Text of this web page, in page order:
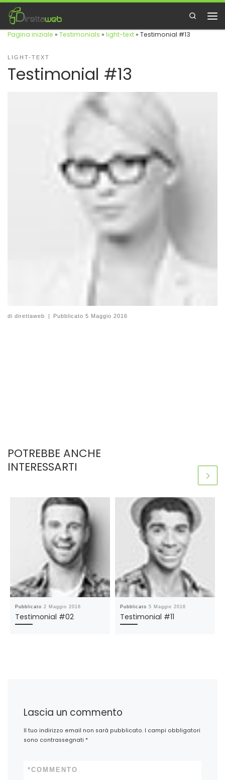
Passa al contenuto
Search
Pagina iniziale » Testimonials » light-text» Testimonial #13
LIGHT-TEXT
Testimonial #13
di direttaweb | Pubblicato5 Maggio 2016
POTREBBE ANCHE
INTERESSARTI
Pubblicato2 Maggio 2016
Testimonial #02
Pubblicato5 Maggio 2016
Testimonial #11
Lascia un commento
Il tuo indirizzo email non sarà pubblicato. I campi obbligatori
sono contrassegnati*
COMMENTO
*